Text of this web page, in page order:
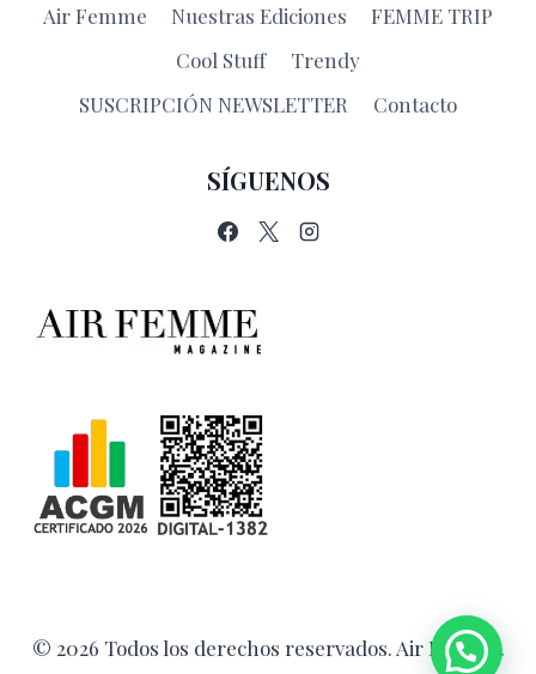
Air Femme Nuestras Ediciones
FEMME TRIP
Cool Stuff
Trendy
SUSCRIPCIÓN NEWSLETTER
Contacto
SÍGUENOS
© 2026 Todos los derechos reservados. Air Femme.